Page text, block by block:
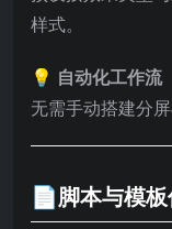
样式。
💡 自动化工作流
无需手动搭建分
📄脚本与模